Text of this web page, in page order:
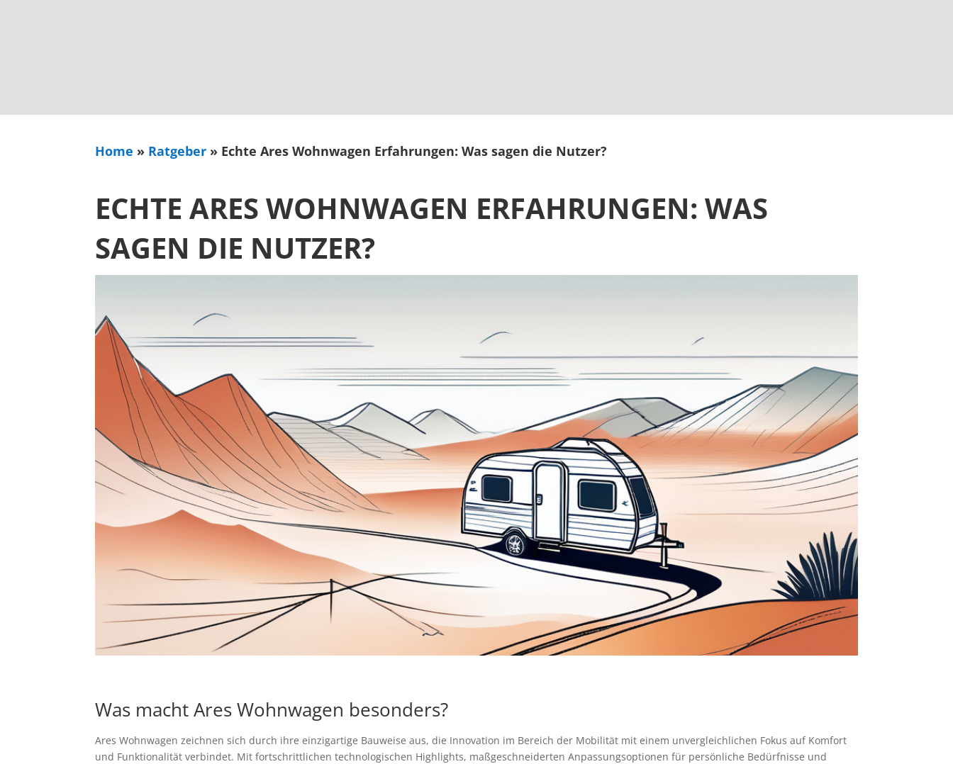
Home » Ratgeber » Echte Ares Wohnwagen Erfahrungen: Was sagen die Nutzer?
ECHTE ARES WOHNWAGEN ERFAHRUNGEN: WAS
SAGEN DIE NUTZER?
Was macht Ares Wohnwagen besonders?
Ares Wohnwagen zeichnen sich durch ihre einzigartige Bauweise aus, die Innovation im Bereich der Mobilität mit einem unvergleichlichen Fokus auf Komfort
und Funktionalität verbindet. Mit fortschrittlichen technologischen Highlights, maßgeschneiderten Anpassungsoptionen für persönliche Bedürfnisse und